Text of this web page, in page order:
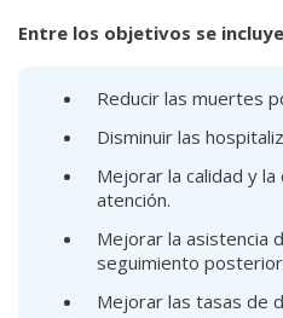
Entre los objetivos se
Reducir las muertes
Disminuir las
Mejorar la calidad y la
atención.
Mejorar la asistencia
seguimiento
Mejorar las tasas de